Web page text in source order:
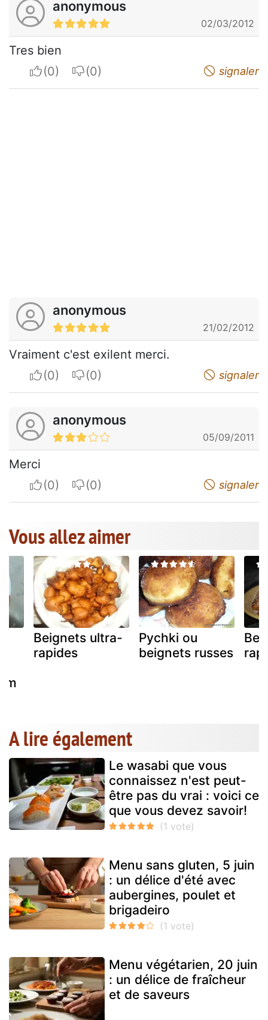
anonymous
02/03/2012
Tres bien
I apreciateI do not appreciate signaler
anonymous
21/02/2012
Vraiment c'est exilent merci.
I apreciateI do not appreciate signaler
anonymous
05/09/2011
Merci
I apreciateI do not appreciate signaler
Vous allez aimer
Beignets ultra-
rapides
Pychki ou
beignets russes
A lire également
Le wasabi que vous
connaissez n'est peut-
être pas du vrai : voici ce
que vous devez savoir!
Menu sans gluten, 5 juin
: un délice d'été avec
aubergines, poulet et
brigadeiro
Menu végétarien, 20 juin
: un délice de fraîcheur
et de saveurs